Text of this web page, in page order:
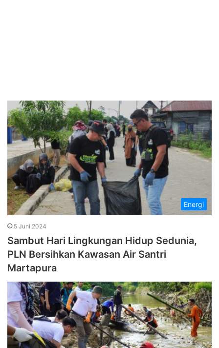
Energi
5 Juni 2024
Sambut Hari Lingkungan Hidup Sedunia,
PLN Bersihkan Kawasan Air Santri
Martapura